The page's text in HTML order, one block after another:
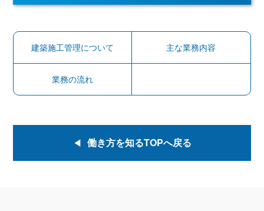
建築施工管理について 主な業務内容
業務の流れ
働き方を知るTOPへ戻る